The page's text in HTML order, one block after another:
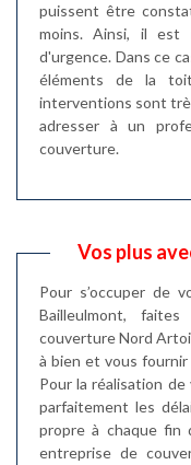
puissent être
moins. Ainsi, il est
d'urgence. Dans ce
éléments de la
interventions sont
adresser à un
couverture.
Vos plus
Pour s’occuper de
Bailleulmont,
couverture Nord
à bien et vous
Pour la réalisation
parfaitement les
propre à chaque fin
entreprise de